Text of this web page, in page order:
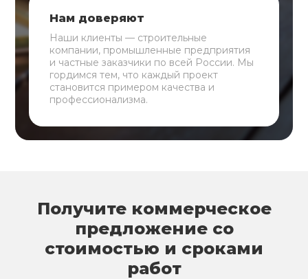
Нам доверяют
Наши клиенты — строительные
компании, промышленные предприятия
и частные заказчики по всей России. Мы
гордимся тем, что каждый проект
становится примером качества и
профессионализма.
Получите коммерческое
предложение со
стоимостью и сроками
работ